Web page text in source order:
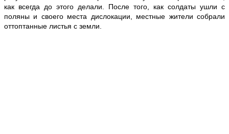
как всегда до этого делали. После того, как солдаты ушли с
поляны и своего места дислокации, местные жители собрали
оттоптанные листья с земли.